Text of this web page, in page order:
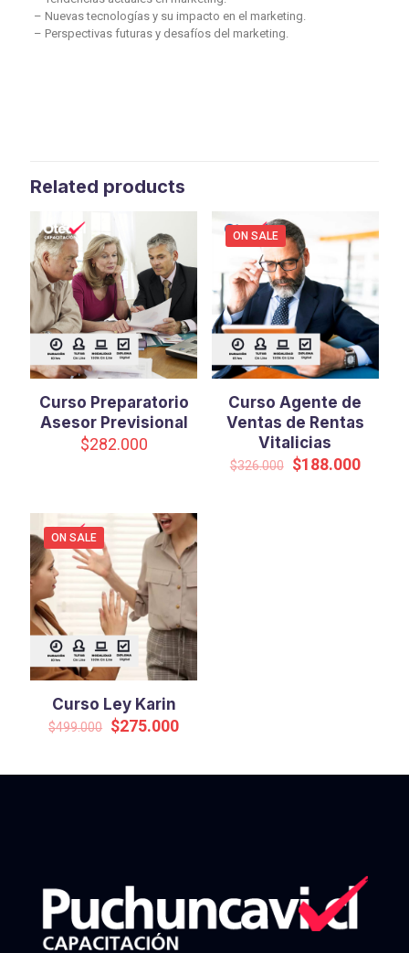
– Nuevas tecnologías y su impacto en el marketing.
– Perspectivas futuras y desafíos del marketing.
Related products
Curso Preparatorio
Asesor Previsional
$282.000
ON SALE
Curso Agente de
Ventas de Rentas
Vitalicias
$326.000 Original
$188.000
ON SALE
Curso Ley Karin
$499.000 Original
$499.000.
$275.000Current
$275.000.